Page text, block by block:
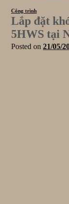
Công trình
Lắp đặt
5HWS tại
Posted on 21/05/